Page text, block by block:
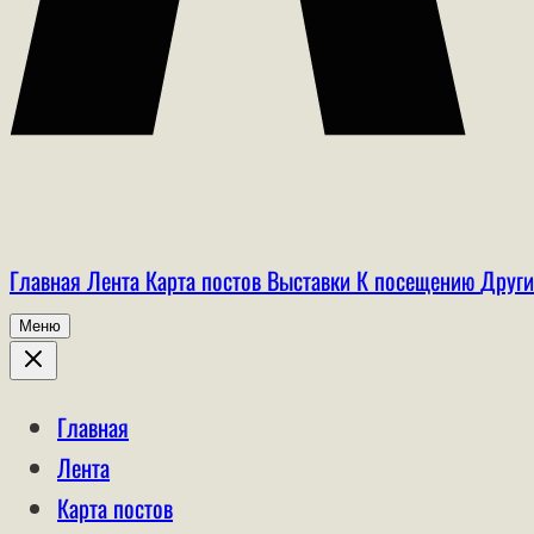
Главная Лента Карта постов Выставки К посещению
Меню
Главная
Лента
Карта постов